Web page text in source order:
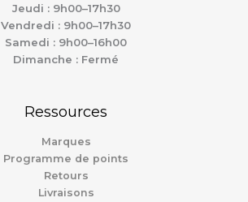
Jeudi : 9h00–17h30
Vendredi : 9h00–17h30
Samedi : 9h00–16h00
Dimanche : Fermé
Ressources
Marques
Programme de points
Retours
Livraisons